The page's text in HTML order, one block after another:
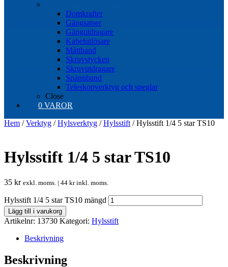
Domkrafter
Gängsatser
Gängutdragare
Kabelutlösare
Måttband
Skruvstycken
Skruvutdragare
Spännband
Teleskopverktyg och speglar
Close
0 VAROR
Hem /Verktyg /Hylsverktyg /Hylsstift / Hylsstift 1/4 5 star TS10
Hylsstift 1/4 5 star TS10
35 kr exkl. moms. | 44 krinkl. moms.
Hylsstift 1/4 5 star TS10 mängd
Lägg till i varukorg
Artikelnr: 13730 Kategori: Hylsstift
Beskrivning
Beskrivning